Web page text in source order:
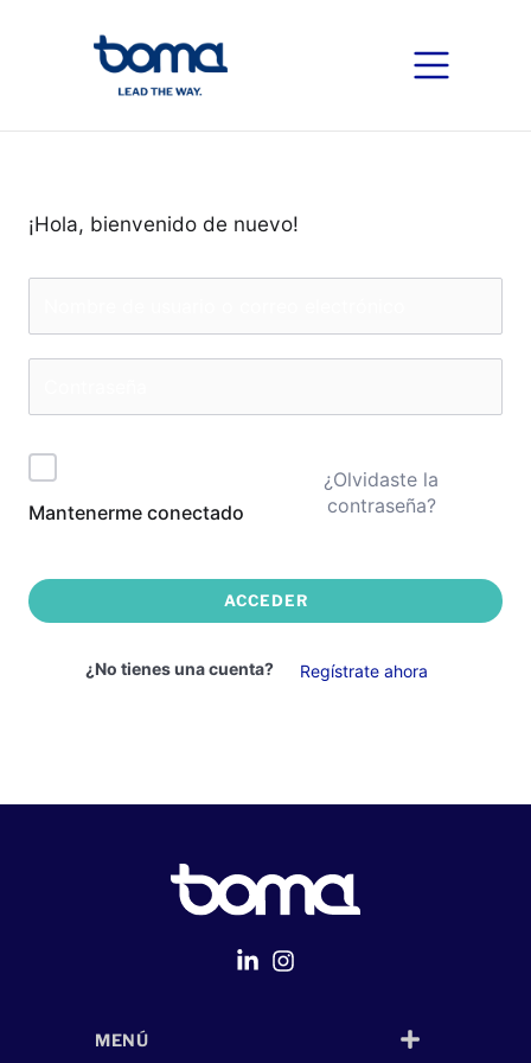
¡Hola, bienvenido de nuevo!
Mantenerme conectado
¿Olvidaste la
contraseña?
ACCEDER
¿No tienes una cuenta? Regístrate ahora
MENÚ
Página Web Despliegue Web